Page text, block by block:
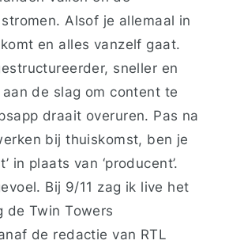
Alsof je allemaal in
en alles vanzelf gaat.
sneller en
de slag om content te
draait overuren. Pas na
bij thuiskomst, ben je
in plaats van ‘producent’.
Bij 9/11 zag ik live het
de Twin Towers
de redactie van RTL